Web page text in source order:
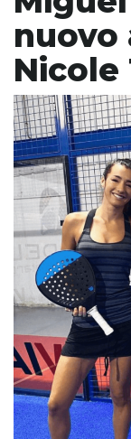
nuovo
Nicole